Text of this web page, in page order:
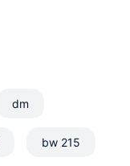
dm
bw 215